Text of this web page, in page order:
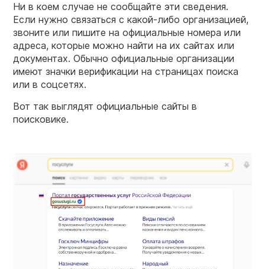
Ни в коем случае не сообщайте эти сведения.
Если нужно связаться с какой-либо организацией,
звоните или пишите на официальные номера или
адреса, которые можно найти на их сайтах или
документах. Обычно официальные организации
имеют значки верификации на страницах поиска
или в соцсетях.
Вот так выглядят официальные сайты в
поисковике.